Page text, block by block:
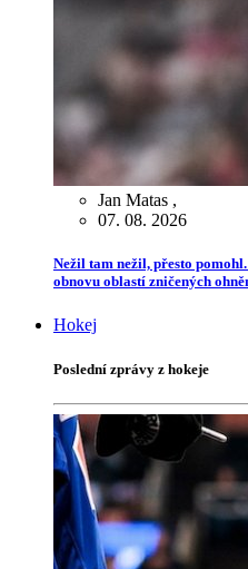
Jan Matas ,
07. 08. 2026
Nežil tam nežil, přesto
obnovu oblastí zničených
Hokej
Poslední zprávy z hokeje